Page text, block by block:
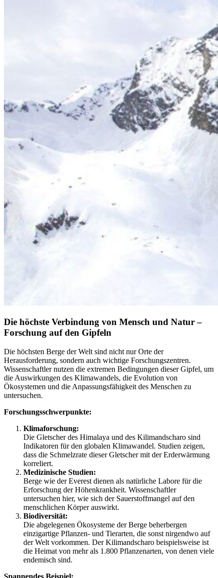
Die höchste Verbindung von Mensch und Natur –
Forschung auf den Gipfeln
Die höchsten Berge der Welt sind nicht nur Orte der
Herausforderung, sondern auch wichtige Forschungszentren.
Wissenschaftler nutzen die extremen Bedingungen dieser Gipfel, um
die Auswirkungen des Klimawandels, die Evolution von
Ökosystemen und die Anpassungsfähigkeit des Menschen zu
untersuchen.
Forschungsschwerpunkte:
Klimaforschung:
Die Gletscher des Himalaya und des Kilimandscharo sind
Indikatoren für den globalen Klimawandel. Studien zeigen,
dass die Schmelzrate dieser Gletscher mit der Erderwärmung
korreliert.
Medizinische Studien:
Berge wie der Everest dienen als natürliche Labore für die
Erforschung der Höhenkrankheit. Wissenschaftler
untersuchen hier, wie sich der Sauerstoffmangel auf den
menschlichen Körper auswirkt.
Biodiversität:
Die abgelegenen Ökosysteme der Berge beherbergen
einzigartige Pflanzen- und Tierarten, die sonst nirgendwo auf
der Welt vorkommen. Der Kilimandscharo beispielsweise ist
die Heimat von mehr als 1.800 Pflanzenarten, von denen viele
endemisch sind.
Spannendes Beispiel: